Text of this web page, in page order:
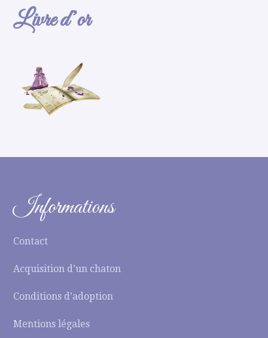
Livre d’or
Informations
Contact
Acquisition d’un chaton
Conditions d’adoption
Mentions légales